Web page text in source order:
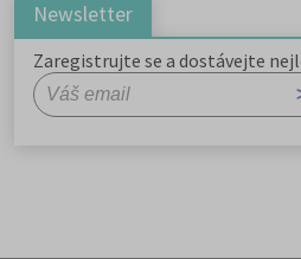
Newsletter
Zaregistrujte se a dostávejte